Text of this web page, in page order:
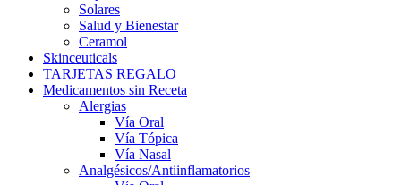
Solares
Salud y Bienestar
Ceramol
Skinceuticals
TARJETAS REGALO
Medicamentos sin Receta
Alergias
Vía Oral
Vía Tópica
Vía Nasal
Analgésicos/Antiinflamatorios